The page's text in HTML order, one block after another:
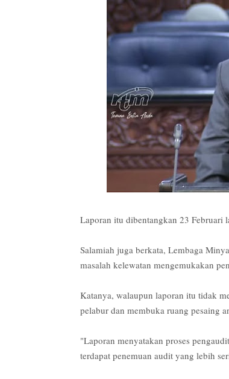
Laporan itu dibentangkan 23 Februari
Salamiah juga berkata, Lembaga
masalah kelewatan mengemukakan
Katanya, walaupun laporan itu tidak
pelabur dan membuka ruang pesaing
"Laporan menyatakan proses
terdapat penemuan audit yang lebih